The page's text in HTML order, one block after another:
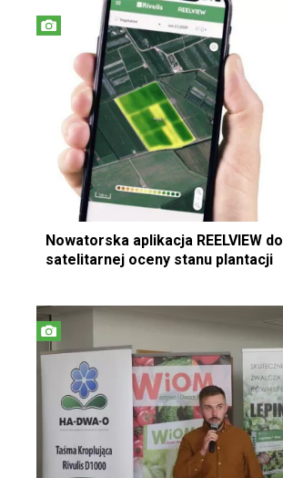
Nowatorska aplikacja REELVIEW do
satelitarnej oceny stanu plantacji